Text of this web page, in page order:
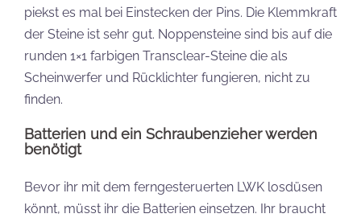
piekst es mal bei Einstecken der Pins. Die Klemmkraft
der Steine ist sehr gut. Noppensteine sind bis auf die
runden 1×1 farbigen Transclear-Steine die als
Scheinwerfer und Rücklichter fungieren, nicht zu
finden.
Batterien und ein Schraubenzieher werden
benötigt
Bevor ihr mit dem ferngesteruerten LWK losdüsen
könnt, müsst ihr die Batterien einsetzen. Ihr braucht